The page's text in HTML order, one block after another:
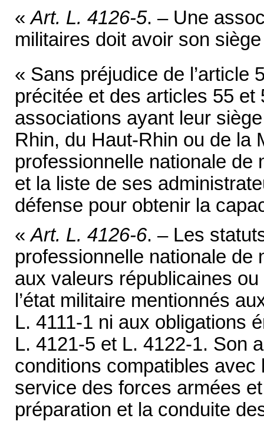
«Art. L. 4126-5. – Une
militaires doit avoir son
« Sans préjudice de l’article
précitée et des articles 55
associations ayant leur
Rhin, du Haut-Rhin ou de la
professionnelle nationale de
et la liste de ses
défense pour obtenir la
«Art. L. 4126-6. – Les
professionnelle nationale de
aux valeurs républicaines
l’état militaire mentionnés
L. 4111-1 ni aux obligations
L. 4121-5 et L. 4122-1. Son
conditions compatibles avec
service des forces armées
préparation et la conduite